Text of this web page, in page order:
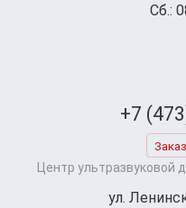
Сб.:
+7
Центр ультразвуковой
ул.